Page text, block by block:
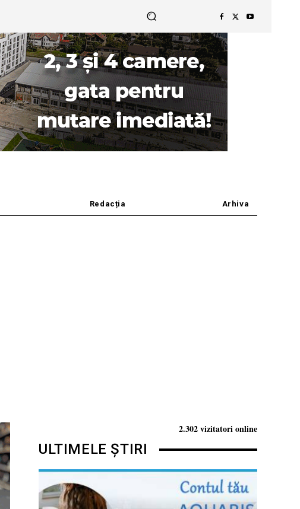
Redacția Arhiva
2.302 vizitatori online
ULTIMELE ȘTIRI